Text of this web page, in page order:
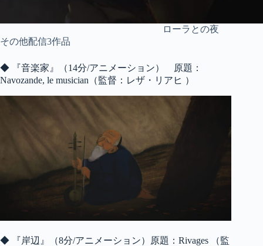
ローラとの夜
その他配信3作品
◆ 『音楽家』（14分/アニメーション） 原題：
Navozande, le musician（監督：レザ・リアヒ ）
◆ 『岸辺』（8分/アニメーション）原題：Rivages （監